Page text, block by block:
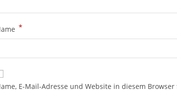
*
E-Mail-Adresse und Website in diesem